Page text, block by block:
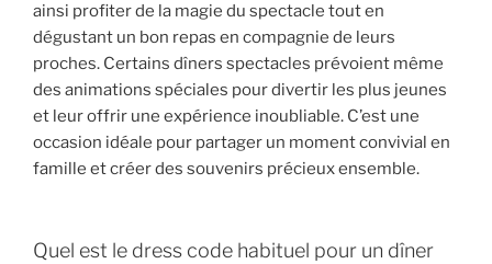
ainsi profiter de la magie du spectacle tout en
dégustant un bon repas en compagnie de leurs
proches. Certains dîners spectacles prévoient même
des animations spéciales pour divertir les plus jeunes
et leur offrir une expérience inoubliable. C’est une
occasion idéale pour partager un moment convivial en
famille et créer des souvenirs précieux ensemble.
Quel est le dress code habituel pour un dîner